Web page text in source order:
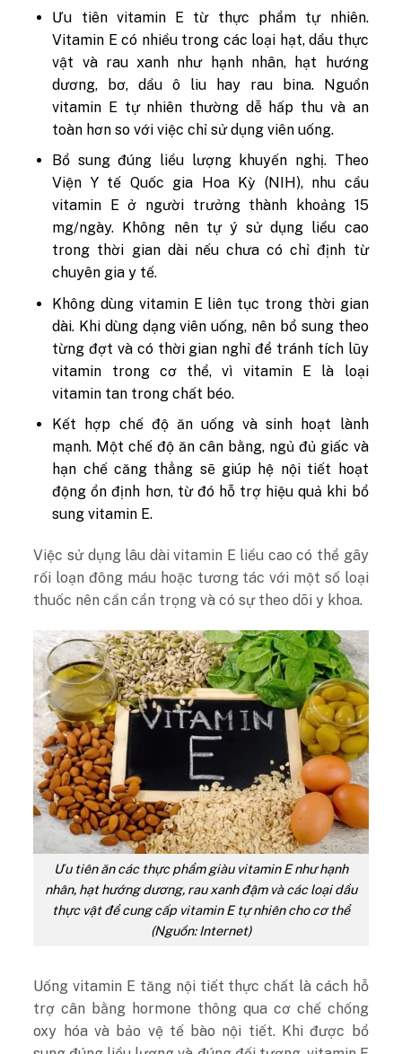
Ưu tiên vitamin E từ thực phẩm tự nhiên.
Vitamin E có nhiều trong các loại hạt, dầu thực
vật và rau xanh như hạnh nhân, hạt hướng
dương, bơ, dầu ô liu hay rau bina. Nguồn
vitamin E tự nhiên thường dễ hấp thu và an
toàn hơn so với việc chỉ sử dụng viên uống.
Bổ sung đúng liều lượng khuyến nghị. Theo
Viện Y tế Quốc gia Hoa Kỳ (NIH), nhu cầu
vitamin E ở người trưởng thành khoảng 15
mg/ngày. Không nên tự ý sử dụng liều cao
trong thời gian dài nếu chưa có chỉ định từ
chuyên gia y tế.
Không dùng vitamin E liên tục trong thời gian
dài. Khi dùng dạng viên uống, nên bổ sung theo
từng đợt và có thời gian nghỉ để tránh tích lũy
vitamin trong cơ thể, vì vitamin E là loại
vitamin tan trong chất béo.
Kết hợp chế độ ăn uống và sinh hoạt lành
mạnh. Một chế độ ăn cân bằng, ngủ đủ giấc và
hạn chế căng thẳng sẽ giúp hệ nội tiết hoạt
động ổn định hơn, từ đó hỗ trợ hiệu quả khi bổ
sung vitamin E.
Việc sử dụng lâu dài vitamin E liều cao có thể gây
rối loạn đông máu hoặc tương tác với một số loại
thuốc nên cần cẩn trọng và có sự theo dõi y khoa.
Ưu tiên ăn các thực phẩm giàu vitamin E như hạnh
nhân, hạt hướng dương, rau xanh đậm và các loại dầu
thực vật để cung cấp vitamin E tự nhiên cho cơ thể
(Nguồn: Internet)
Uống vitamin E tăng nội tiết thực chất là cách hỗ
trợ cân bằng hormone thông qua cơ chế chống
oxy hóa và bảo vệ tế bào nội tiết. Khi được bổ